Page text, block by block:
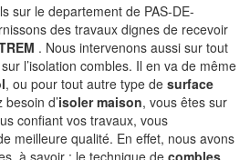
sur le departement de PAS-DE-
des travaux dignes de recevoir
. Nous intervenons aussi sur tout
l’isolation combles. Il en va de même
, ou pour tout autre type de surface
d’isoler maison, vous êtes sur
confiant vos travaux, vous
meilleure qualité. En effet, nous avons
à savoir : le technique de combles